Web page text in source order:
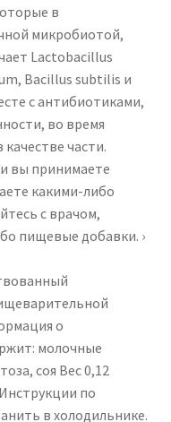
в
микробиотой,
Lactobacillus
Bacillus subtilis и
с антибиотиками,
во время
части.
вы принимаете
какими-либо
с врачом,
пищевые добавки. ›
о
молочные
соя Вес ‎0,12
по
в холодильнике.